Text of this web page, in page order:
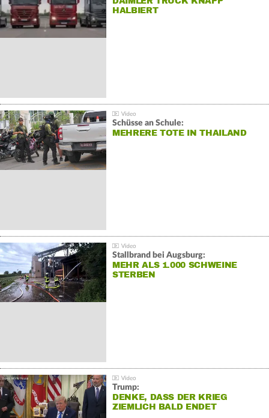
HALBIERT
Schüsse an Schule:
MEHRERE TOTE IN THAILAND
Stallbrand bei Augsburg:
MEHR ALS 1.000 SCHWEINE
STERBEN
Trump:
DENKE, DASS DER KRIEG
ZIEMLICH BALD ENDET